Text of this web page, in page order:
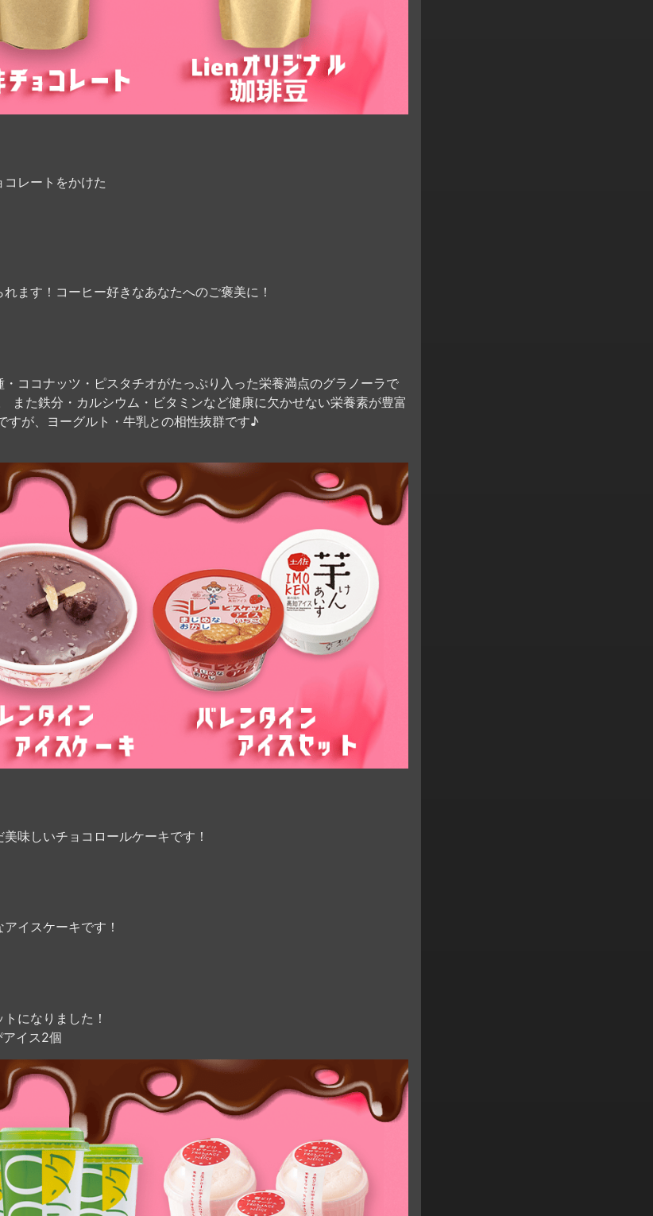
レートをかけた
ます！コーヒー好きなあなたへのご褒美に！
ココナッツ・ピスタチオがたっぷり入った栄養満点のグラノーラで
また鉄分・カルシウム・ビタミンなど健康に欠かせない栄養素が豊富
すが、ヨーグルト・牛乳との相性抜群です♪
味しいチョコロールケーキです！
イスケーキです！
になりました！
イス2個